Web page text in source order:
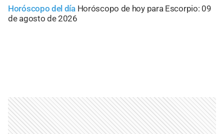
Horóscopo del día Horóscopo de hoy para Escorpio: 09
de agosto de 2026